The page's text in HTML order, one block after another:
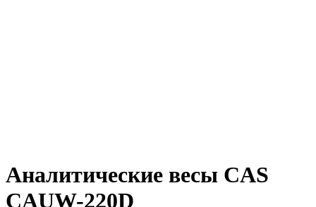
Аналитические весы CAS
CAUW-220D